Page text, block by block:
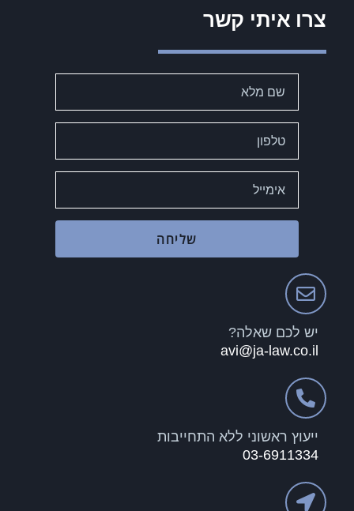
צרו איתי קשר
שליחה
יש לכם שאלה?
avi@ja-law.co.il
ייעוץ ראשוני ללא התחייבות
03-6911334